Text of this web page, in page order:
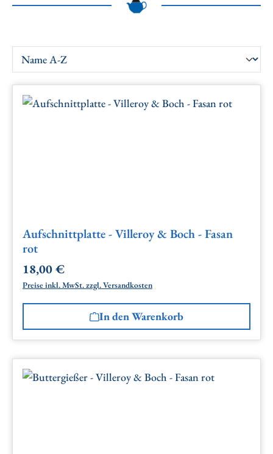
Aufschnittplatte - Villeroy & Boch - Fasan
rot
Regulärer Preis:
18,00 €
Preise inkl. MwSt. zzgl. Versandkosten
In den Warenkorb